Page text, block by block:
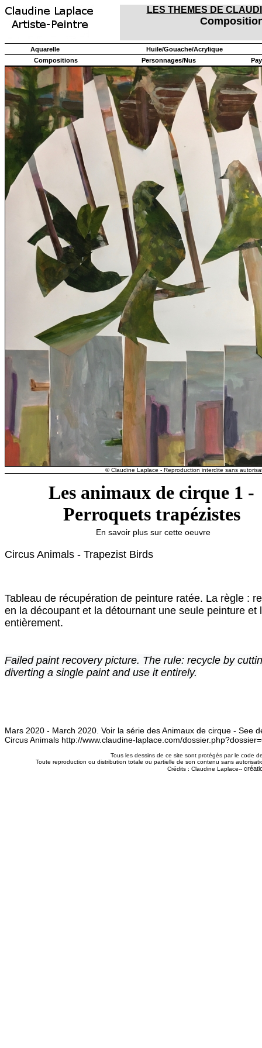
LES THEMES DE
Aquarelle
Huile/Gouache/Acrylique
Compositions
Personnages/Nus
© Claudine Laplace - Reproduction interdite sans
Les animaux de cirque 1 -
Perroquets trapézistes
En savoir plus sur cette oeuvre
Circus Animals - Trapezist Birds
Tableau de récupération de peinture ratée. La règle :
en la découpant et la détournant une seule peinture et
entièrement.
Failed paint recovery picture. The rule: recycle by
diverting a single paint and use it entirely.
Mars 2020 - March 2020. Voir la série des Animaux de cirque - See
Circus Animals http://www.claudine-laplace.com/
Tous les dessins de ce site sont protégés par le code
Toute reproduction ou distribution totale ou partielle de son contenu sans
Crédits : Claudine Laplace--